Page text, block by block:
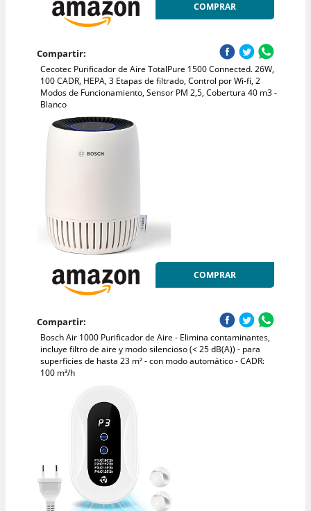
COMPRAR
Compartir:
Cecotec Purificador de Aire TotalPure 1500 Connected. 26W,
100 CADR, HEPA, 3 Etapas de filtrado, Control por Wi-fi, 2
Modos de Funcionamiento, Sensor PM 2,5, Cobertura 40 m3 -
Blanco
COMPRAR
Compartir:
Bosch Air 1000 Purificador de Aire - Elimina contaminantes,
incluye filtro de aire y modo silencioso (< 25 dB(A)) - para
superficies de hasta 23 m² - con modo automático - CADR:
100 m³/h